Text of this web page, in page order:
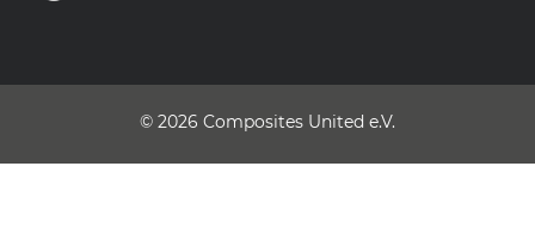
© 2026 Composites United e.V.